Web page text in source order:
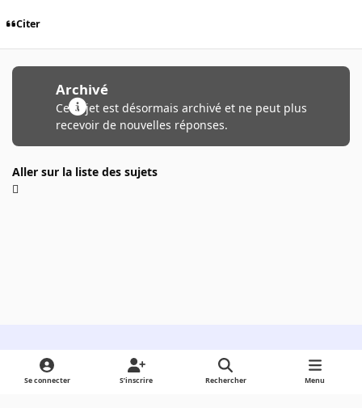
Citer
Archivé
Ce sujet est désormais archivé et ne peut plus
recevoir de nouvelles réponses.
Aller sur la liste des sujets
Light ModeDark ModeSystem Preference
Se connecter S’inscrire Rechercher Menu